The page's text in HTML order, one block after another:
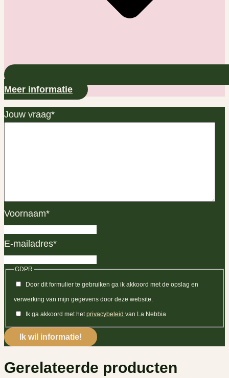
Meer informatie
Jouw vraag*
Voornaam*
E-mailadres*
GDPR
Door dit formulier te gebruiken ga ik akkoord met de opslag en
verwerking van mijn gegevens door deze website.
Ik ga akkoord met het privacybeleid van La Nebbia
Gerelateerde producten